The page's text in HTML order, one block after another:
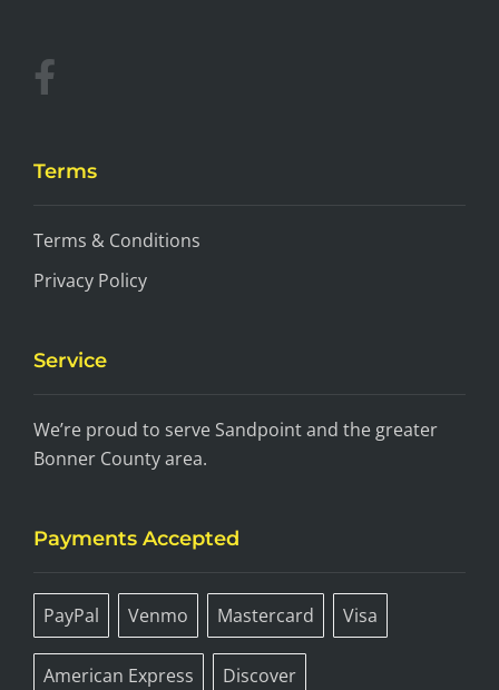
Terms
Terms & Conditions
Privacy Policy
Service
We’re proud to serve Sandpoint and the greater
Bonner County area.
Payments Accepted
PayPal Venmo Mastercard Visa
American Express Discover